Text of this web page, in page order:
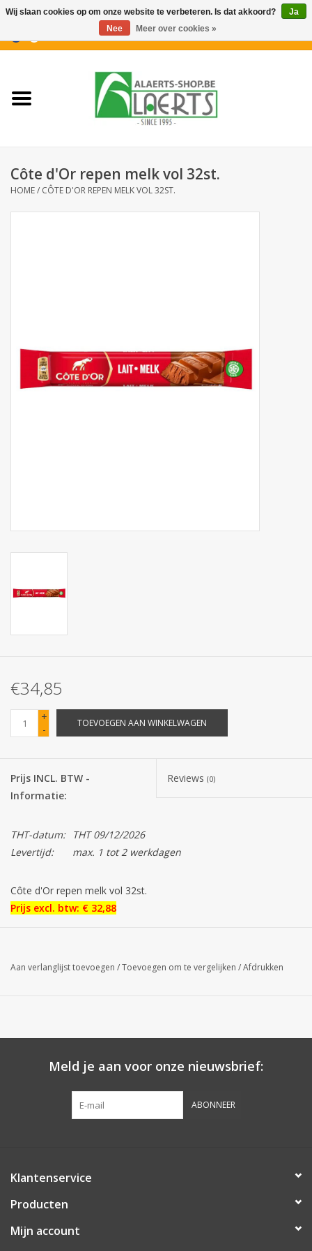
Nieuwigheden
Koffiekoekjes
Snoeppot-Snoep
Corona
Sinterklaassnoep
Carnavalssnoep
Merken
Côte d'Or repen melk vol 32st.
HOME/ CÔTE D'OR REPEN MELK VOL 32ST.
€34,85
+
-
TOEVOEGEN AAN WINKELWAGEN
Prijs INCL. BTW -
Informatie:
Reviews (0)
THT-datum:
THT 09/12/2026
Levertijd:
max. 1 tot 2 werkdagen
Côte d'Or repen melk vol 32st.
Prijs excl. btw: € 32,88
Aan verlanglijst toevoegen /Toevoegen om te vergelijken /Afdrukken
Meld je aan voor onze nieuwsbrief:
ABONNEER
Klantenservice
Producten
Mijn account
Wij slaan cookies op om onze website te verbeteren. Is dat akkoord?
Ja
Nee
Meer over cookies »